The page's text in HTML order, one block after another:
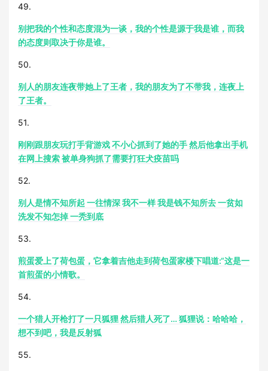
49.
别把我的个性和态度混为一谈，我的个性是源于我是谁，而我
的态度则取决于你是谁。
50.
别人的朋友连夜带她上了王者，我的朋友为了不带我，连夜上
了王者。
51.
刚刚跟朋友玩打手背游戏 不小心抓到了她的手 然后他拿出手机
在网上搜索 被单身狗抓了需要打狂犬疫苗吗
52.
别人是情不知所起 一往情深 我不一样 我是钱不知所去 一贫如
洗发不知怎掉 一秃到底
53.
煎蛋爱上了荷包蛋，它拿着吉他走到荷包蛋家楼下唱道:“这是一
首煎蛋的小情歌。
54.
一个猎人开枪打了一只狐狸 然后猎人死了… 狐狸说：哈哈哈，
想不到吧，我是反射狐
55.